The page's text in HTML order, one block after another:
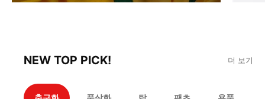
NEW TOP PICK! 더 보기